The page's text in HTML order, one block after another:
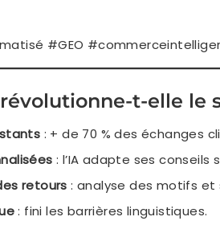
#GEO
révolutionne-t-elle le
: + de 70 % des échanges
: l’IA adapte ses conseils
retours : analyse des motifs et
: fini les barrières linguistiques.